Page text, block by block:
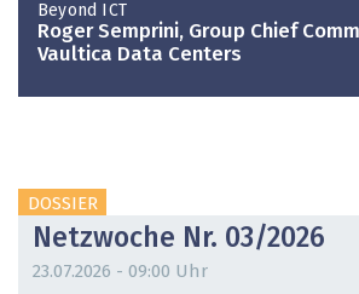
Beyond ICT
Roger Semprini, Group Chief
Vaultica Data Centers
DOSSIER
Netzwoche Nr. 03/2026
23.07.2026 - 09:00 Uhr